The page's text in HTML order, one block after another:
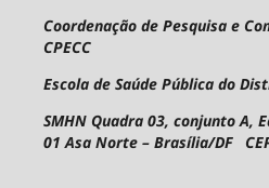
Coordenação de Pesquisa e
CPECC
Escola de Saúde Pública do
SMHN Quadra 03, conjunto A,
01Asa Norte – Brasília/DF